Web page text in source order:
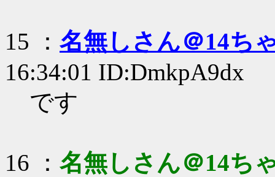
15 ： 名無しさん＠14ち
16:34:01 ID:DmkpA9dx
です
16 ： 名無しさん＠14ち